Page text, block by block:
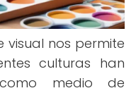
visual nos permite
culturas han
medio de